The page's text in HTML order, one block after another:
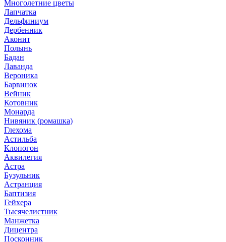
Многолетние цветы
Лапчатка
Дельфиниум
Дербенник
Аконит
Полынь
Бадан
Лаванда
Вероника
Барвинок
Вейник
Котовник
Монарда
Нивяник (ромашка)
Глехома
Астильба
Клопогон
Аквилегия
Астра
Бузульник
Астранция
Баптизия
Гейхера
Тысячелистник
Манжетка
Дицентра
Посконник